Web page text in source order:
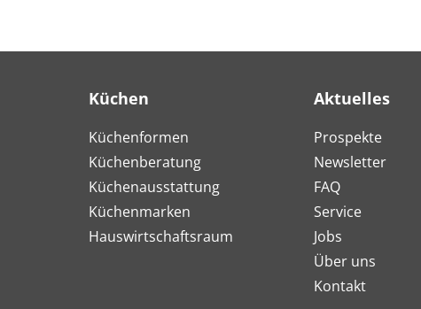
Küchen
Küchenformen
Küchenberatung
Küchenausstattung
Küchenmarken
Hauswirtschaftsraum
Aktuelles
Prospekte
Newsletter
FAQ
Service
Jobs
Über uns
Kontakt